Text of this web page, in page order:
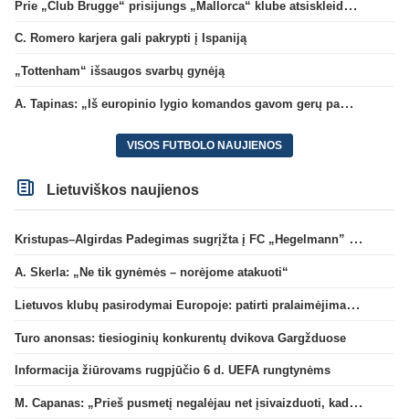
Prie „Club Brugge“ prisijungs „Mallorca“ klube atsiskleidęs J. Virgili
C. Romero karjera gali pakrypti į Ispaniją
„Tottenham“ išsaugos svarbų gynėją
A. Tapinas: „Iš europinio lygio komandos gavom gerų pamokų“
VISOS FUTBOLO NAUJIENOS
Lietuviškos naujienos
Kristupas–Algirdas Padegimas sugrįžta į FC „Hegelmann” B sudėtį
A. Skerla: „Ne tik gynėmės – norėjome atakuoti“
Lietuvos klubų pasirodymai Europoje: patirti pralaimėjimai Kroatijos atstovams
Turo anonsas: tiesioginių konkurentų dvikova Gargžduose
Informacija žiūrovams rugpjūčio 6 d. UEFA rungtynėms
M. Capanas: „Prieš pusmetį negalėjau net įsivaizduoti, kad žaisime prieš „Hajduk“